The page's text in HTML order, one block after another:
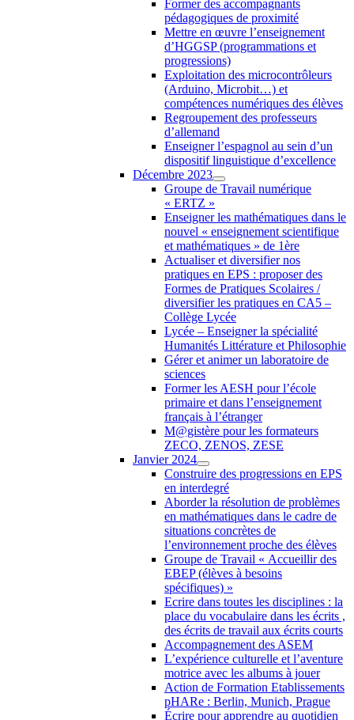
Former des accompagnants
pédagogiques de proximité
Mettre en œuvre l’enseignement
d’HGGSP (programmations et
progressions)
Exploitation des microcontrôleurs
(Arduino, Microbit…) et
compétences numériques des élèves
Regroupement des professeurs
d’allemand
Enseigner l’espagnol au sein d’un
dispositif linguistique d’excellence
Décembre 2023
Groupe de Travail numérique
« ERTZ »
Enseigner les mathématiques dans le
nouvel « enseignement scientifique
et mathématiques » de 1ère
Actualiser et diversifier nos
pratiques en EPS : proposer des
Formes de Pratiques Scolaires /
diversifier les pratiques en CA5 –
Collège Lycée
Lycée – Enseigner la spécialité
Humanités Littérature et Philosophie
Gérer et animer un laboratoire de
sciences
Former les AESH pour l’école
primaire et dans l’enseignement
français à l’étranger
M@gistère pour les formateurs
ZECO, ZENOS, ZESE
Janvier 2024
Construire des progressions en EPS
en interdegré
Aborder la résolution de problèmes
en mathématiques dans le cadre de
situations concrètes de
l’environnement proche des élèves
Groupe de Travail « Accueillir des
EBEP (élèves à besoins
spécifiques) »
Ecrire dans toutes les disciplines : la
place du vocabulaire dans les écrits ,
des écrits de travail aux écrits courts
Accompagnement des ASEM
L’expérience culturelle et l’aventure
motrice avec les albums à jouer
Action de Formation Etablissements
pHARe : Berlin, Munich, Prague
Écrire pour apprendre au quotidien